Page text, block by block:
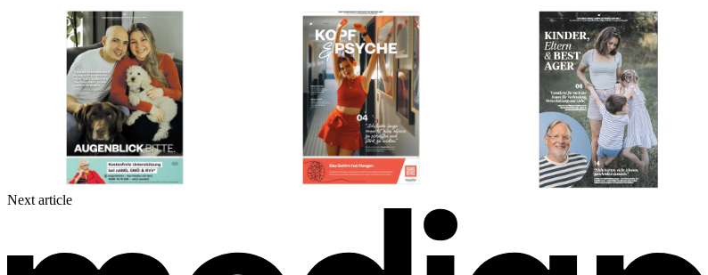
Next article